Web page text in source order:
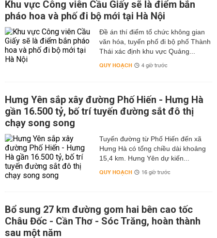
Khu vực Công viên Cầu Giấy sẽ là điểm bắn
pháo hoa và phố đi bộ mới tại Hà Nội
Đề án thí điểm tổ chức không gian
văn hóa, tuyến phố đi bộ phố Thành
Thái xác định khu vực Quảng...
QUY HOẠCH 4 giờ trước
Hưng Yên sắp xây đường Phố Hiến - Hưng Hà
gần 16.500 tỷ, bố trí tuyến đường sắt đô thị
chạy song song
Tuyến đường từ Phố Hiến đến xã
Hưng Hà có tổng chiều dài khoảng
15,4 km. Hưng Yên dự kiến...
QUY HOẠCH 16 giờ trước
Bổ sung 27 km đường gom hai bên cao tốc
Châu Đốc - Cần Thơ - Sóc Trăng, hoàn thành
sau một năm